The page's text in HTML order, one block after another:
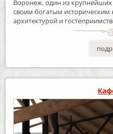
Воронеж, один из крупнейших
своим богатым историческим
архитектурой и